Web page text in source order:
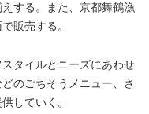
する。また、京都舞鶴漁
販売する。
タイルとニーズにあわせ
のごちそうメニュー、さ
していく。